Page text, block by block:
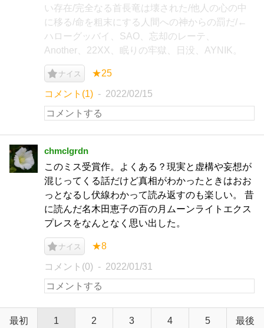
い存在/完全なる首長竜は壊された/他人の心の中
に移る/命を粗末にする人間への神からの罰だ/←
ハローグッバイ、SAO、忘却のレーテ、
Another、22XX、眠りの牢獄、日没、AYNIK。
ナイス ★25
コメント(1) 2022/02/15
chmclgrdn
このミス受賞作。よくある？現実と虚構や妄想が
混じってくる話だけど真相がわかったときはおお
っとなるし伏線わかって読み返すのも楽しい。 昔
に読んだ名木田恵子の百の月ムーンライトエクス
プレスをなんとなく思い出した。
ナイス ★8
コメント(0) 2022/01/31
最初 1 2 3 4 5 最後